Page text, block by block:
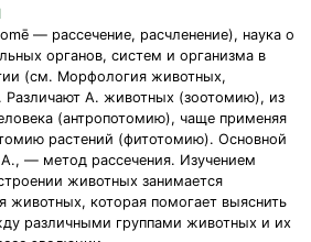
— рассечение, расчленение), наука о
органов, систем и организма в
(см. Морфология животных,
Различают А. животных (зоотомию), из
(антропотомию), чаще применяя
растений (фитотомию). Основной
— метод рассечения. Изучением
животных занимается
животных, которая помогает выяснить
различными группами животных и их